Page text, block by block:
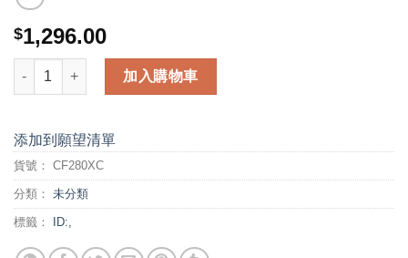
$1,296.00
HP 80X Blk Contract LJ Toner Cartridge (CF280XC) 數量
加入購物車
添加到願望清單
貨號： CF280XC
分類： 未分類
標籤： ID:,